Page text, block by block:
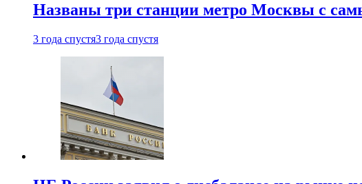
Названы три станции метро Москвы с
3 года спустя3 года спустя